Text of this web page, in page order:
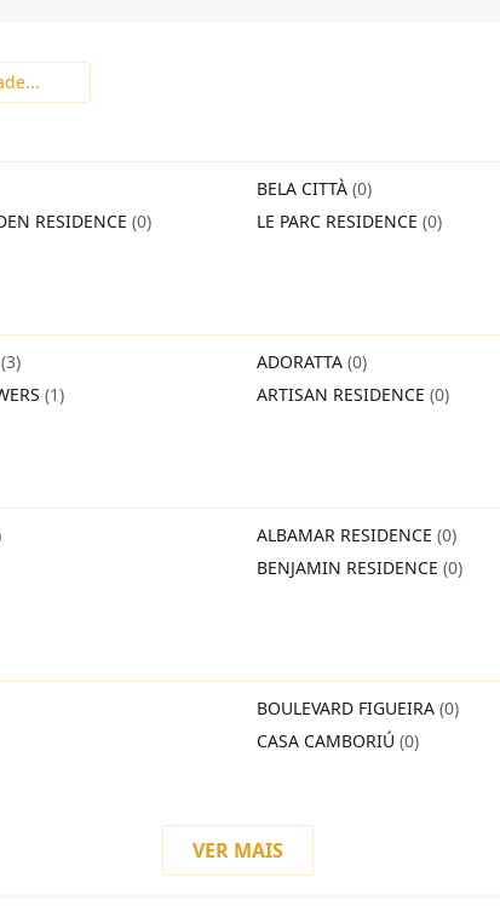
BELA CITTÀ (0)
RESIDENCE (0) LE PARC RESIDENCE (0)
(3) ADORATTA (0)
(1) ARTISAN RESIDENCE (0)
ALBAMAR RESIDENCE (0)
BENJAMIN RESIDENCE (0)
BOULEVARD FIGUEIRA (0)
CASA CAMBORIÚ (0)
VER MAIS